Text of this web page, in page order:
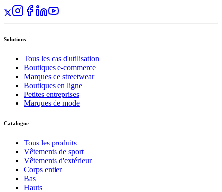
Solutions
Tous les cas d'utilisation
Boutiques e-commerce
Marques de streetwear
Boutiques en ligne
Petites entreprises
Marques de mode
Catalogue
Tous les produits
Vêtements de sport
Vêtements d'extérieur
Corps entier
Bas
Hauts